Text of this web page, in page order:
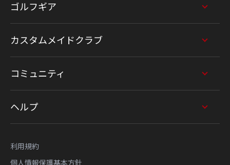
ゴルフギア
カスタムメイドクラブ
コミュニティ
ヘルプ
利用規約
個人情報保護基本方針